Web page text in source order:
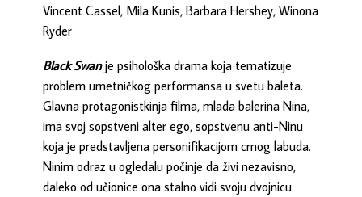
Vincent Cassel, Mila Kunis, Barbara Hershey, Winona
Ryder
Black Swanje psihološka drama koja tematizuje
problem umetničkog performansa u svetu baleta.
Glavna protagonistkinja filma, mlada balerina Nina,
ima svoj sopstveni alter ego, sopstvenu anti-Ninu
koja je predstavljena personifikacijom crnog labuda.
Ninim odraz u ogledalu počinje da živi nezavisno,
daleko od učionice ona stalno vidi svoju dvojnicu